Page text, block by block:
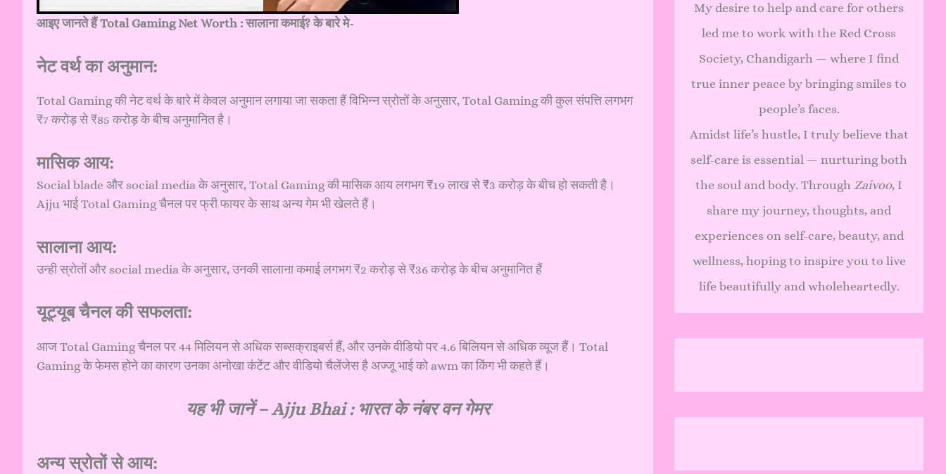
आइए जानते हैं Total Gaming Net Worth : सालाना कमाई? के बारे मे-
नेट वर्थ का अनुमान:
Total Gaming की नेट वर्थ के बारे में केवल अनुमान लगाया जा सकता हैं विभिन्न स्रोतों के अनुसार, Total Gaming की कुल संपत्ति लगभग
₹7 करोड़ से ₹85 करोड़ के बीच अनुमानित है।
मासिक आय:
Social blade और social media के अनुसार, Total Gaming की मासिक आय लगभग ₹19 लाख से ₹3 करोड़ के बीच हो सकती है।
Ajju भाई Total Gaming चैनल पर फ्री फायर के साथ अन्य गेम भी खेलते हैं।
सालाना आय:
उन्ही स्रोतों और social media के अनुसार, उनकी सालाना कमाई लगभग ₹2 करोड़ से ₹36 करोड़ के बीच अनुमानित हैं
यूट्यूब चैनल की सफलता:
आज Total Gaming चैनल पर 44 मिलियन से अधिक सब्सक्राइबर्स हैं, और उनके वीडियो पर 4.6 बिलियन से अधिक व्यूज हैं। Total
Gaming के फेमस होने का कारण उनका अनोखा कंटेंट और वीडियो चैलेंजेस है अज्जू भाई को awm का किंग भी कहते हैं।
यह भी जानें –Ajju Bhai : भारत के नंबर वन गेमर
अन्य स्रोतों से आय:
My desire to help and care for others
led me to work with the Red Cross
Society, Chandigarh — where I find
true inner peace by bringing smiles to
people’s faces.
Amidst life’s hustle, I truly believe that
self-care is essential — nurturing both
the soul and body. Through Zaivoo, I
share my journey, thoughts, and
experiences on self-care, beauty, and
wellness, hoping to inspire you to live
life beautifully and wholeheartedly.